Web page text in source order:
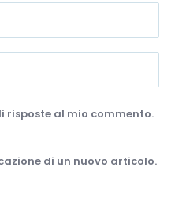
risposte al mio commento.
di un nuovo articolo.